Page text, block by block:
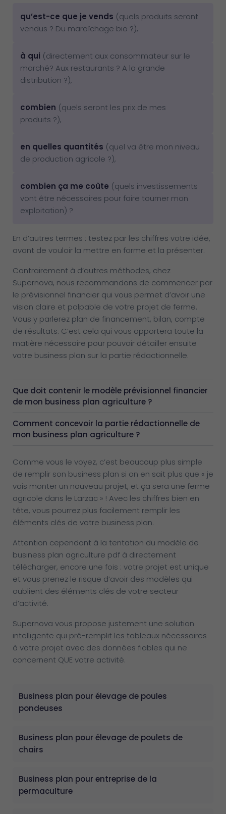
qu’est-ce que je vends (quels produits seront
vendus ? Du maraîchage bio ?),
à qui (directement aux consommateur sur le
marché? Aux restaurants ? A la grande
distribution ?),
combien (quels seront les prix de mes
produits ?),
en quelles quantités (quel va être mon niveau
de production agricole ?),
combien ça me coûte (quels investissements
vont être nécessaires pour faire tourner mon
exploitation) ?
En d’autres termes : testez par les chiffres votre idée,
avant de vouloir la mettre en forme et la présenter.
Contrairement à d’autres méthodes, chez
Supernova, nous recommandons de commencer par
le prévisionnel financier qui vous permet d’avoir une
vision claire et palpable de votre projet de ferme.
Vous y parlerez plan de financement, bilan, compte
de résultats. C’est cela qui vous apportera toute la
matière nécessaire pour pouvoir détailler ensuite
votre business plan sur la partie rédactionnelle.
Que doit contenir le modèle prévisionnel financier
de mon business plan agriculture ?
Comment concevoir la partie rédactionnelle de
mon business plan agriculture ?
Comme vous le voyez, c’est beaucoup plus simple
de remplir son business plan si on en sait plus que « je
vais monter un nouveau projet, et ça sera une ferme
agricole dans le Larzac » ! Avec les chiffres bien en
tête, vous pourrez plus facilement remplir les
éléments clés de votre business plan.
Attention cependant à la tentation du modèle de
business plan agriculture pdf à directement
télécharger, encore une fois : votre projet est unique
et vous prenez le risque d’avoir des modèles qui
oublient des éléments clés de votre secteur
d’activité.
Supernova vous propose justement une solution
intelligente qui pré-remplit les tableaux nécessaires
à votre projet avec des données fiables qui ne
concernent QUE votre activité.
Business plan pour élevage de poules
pondeuses
Business plan pour élevage de poulets de
chairs
Business plan pour entreprise de la
permaculture